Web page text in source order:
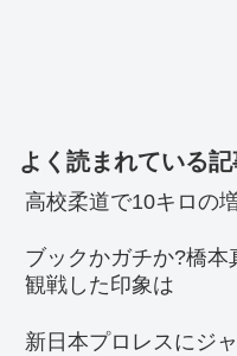
よく読まれている
高校柔道で10キロの
ブックかガチか?橋
観戦した印象は
新日本プロレスにジ